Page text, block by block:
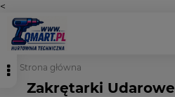
<
Strona główna
Zakrętarki Udarowe